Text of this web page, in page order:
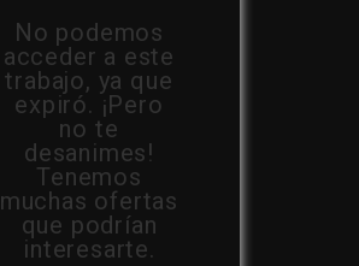
No podemos
acceder a este
trabajo, ya que
expiró. ¡Pero
no te
desanimes!
Tenemos
muchas ofertas
que podrían
interesarte.